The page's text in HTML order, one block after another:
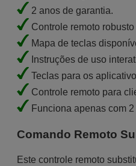
2 anos de garantia.
Controle remoto
Mapa de teclas
Instruções de uso
Teclas para os
Controle remoto para
Funciona apenas com
Comando Remoto
Este controle remoto